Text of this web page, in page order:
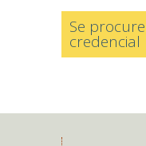
Se
credencial